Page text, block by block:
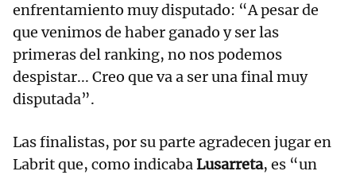
enfrentamiento muy disputado: “A pesar de
que venimos de haber ganado y ser las
primeras del ranking, no nos podemos
despistar... Creo que va a ser una final muy
disputada”.
Las finalistas, por su parte agradecen jugar en
Labrit que, como indicabaLusarreta, es “un